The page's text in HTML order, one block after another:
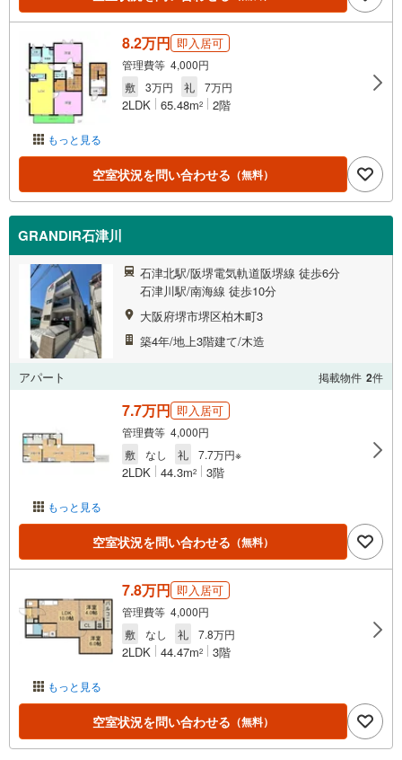
もっと見る
8.2万円 即入居可
管理費等 4,000円
敷
3万円 礼 7万円
2LDK 65.48m2 2階
空室状況を問い合わせる （無料）
GRANDIR石津川
石津北駅/阪堺電気軌道阪堺線 徒歩6分
石津川駅/南海線 徒歩10分
大阪府堺市堺区柏木町3
築4年/地上3階建て/木造
アパート 掲載物件 2件
もっと見る
7.7万円 即入居可
管理費等 4,000円
敷
なし 礼 7.7万円※
2LDK 44.3m2 3階
空室状況を問い合わせる （無料）
もっと見る
7.8万円 即入居可
管理費等 4,000円
敷
なし 礼 7.8万円
2LDK 44.47m2 3階
空室状況を問い合わせる （無料）